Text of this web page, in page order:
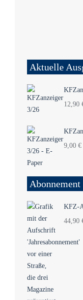
Aktuelle
12,90
9,00 €
Abonnement
KFZ-
44,90